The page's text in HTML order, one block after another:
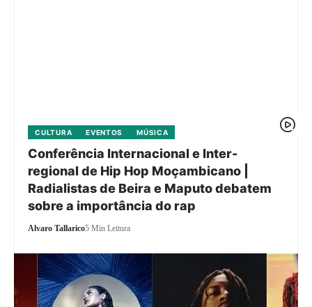
CULTURA EVENTOS MÚSICA
Conferência Internacional e Inter-
regional de Hip Hop Moçambicano |
Radialistas de Beira e Maputo debatem
sobre a importância do rap
Alvaro Tallarico5 Min Leitura